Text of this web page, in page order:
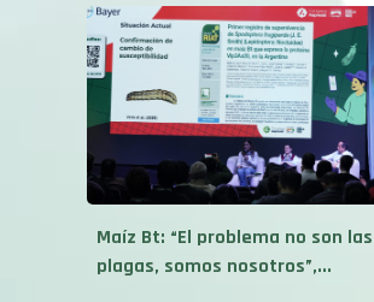
Maíz Bt: “El problema no son las
plagas, somos nosotros”,...